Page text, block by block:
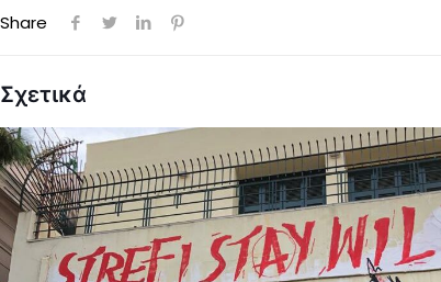
Share
Σχετικά